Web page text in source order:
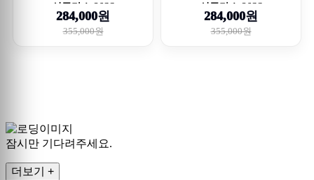
선글라스 26SS
284,000원
355,000원
선글라스 26SS
284,000원
355,000원
잠시만 기다려주세요.
더보기 +